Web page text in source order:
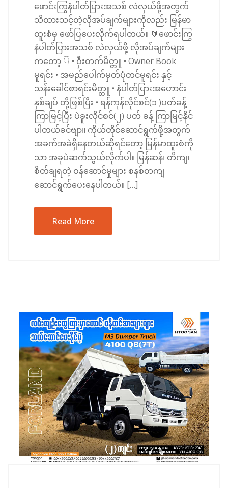
ဖောင်းကြွနံပါတ်ပြားအသစ် လဲလှယ်ဖို့အတွက်
သိထားသင့်တဲ့လိုအပ်ချက်များကိုလည်း မြန်မာ
ထူးစံမှ ဖော်ပြပေးလိုက်ရပါတယ်။ 🔰ဖောင်းကြွ
နံပါတ်ပြားအသစ် လဲလှယ်ဖို့ လိုအပ်ချက်များ
ကတော့ 👇 • ဝှီးတက်မိတ္တူ • Owner Book
မူရင်း • အမည်ပေါက်မှတ်ပုံတင်မူရင်း နှင့်
သန်းခေါင်စာရင်းမိတ္တူ • နံပါတ်ပြားအဟောင်း
နှစ်ချပ် တို့ဖြစ်ပြီး • ရန်ကုန်လိုင်စင်(၁ )ပတ်ခန့်
ကြာမြင့်ပြီး ပဲခူးလိုင်စင်(၂) ပတ် ခန့် ကြာမြင့်နိုင်
ပါတယ်ခင်ဗျာ။ ကိုယ်တိုင်ဆောင်ရွက်ဖို့အတွက်
အခက်အခဲရှိနေတယ်ဆိုရင်တော့ မြန်မာထူးစံကို
သာ အခုပဲဆက်သွယ်လိုက်ပါ။ မြန်ဆန်၊ တိကျ၊
စိတ်ချရတဲ့ ဝန်ဆောင်မှုများ စနစ်တကျ
ဆောင်ရွက်ပေးနေပါတယ်။ […]
Read More